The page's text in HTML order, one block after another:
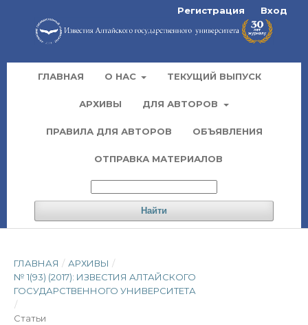
ГЛАВНАЯ О НАС ТЕКУЩИЙ ВЫПУСК
АРХИВЫ ДЛЯ АВТОРОВ
ПРАВИЛА ДЛЯ АВТОРОВ ОБЪЯВЛЕНИЯ
ОТПРАВКА МАТЕРИАЛОВ
Найти
Регистрация Вход
ГЛАВНАЯ / АРХИВЫ /
№ 1(93) (2017): ИЗВЕСТИЯ АЛТАЙСКОГО
ГОСУДАРСТВЕННОГО УНИВЕРСИТЕТА
/
Статьи